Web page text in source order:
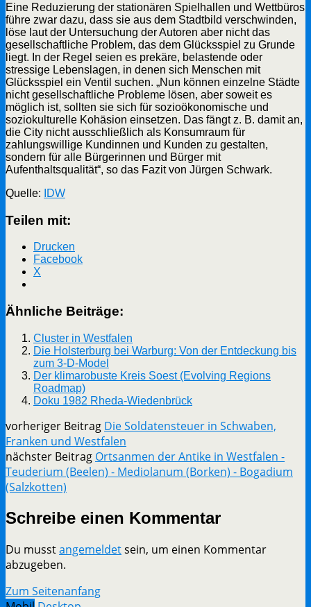
Eine Reduzierung der stationären Spielhallen und Wettbüros
führe zwar dazu, dass sie aus dem Stadtbild verschwinden,
löse laut der Untersuchung der Autoren aber nicht das
gesellschaftliche Problem, das dem Glücksspiel zu Grunde
liegt. In der Regel seien es prekäre, belastende oder
stressige Lebenslagen, in denen sich Menschen mit
Glücksspiel ein Ventil suchen. „Nun können einzelne Städte
nicht gesellschaftliche Probleme lösen, aber soweit es
möglich ist, sollten sie sich für sozioökonomische und
soziokulturelle Kohäsion einsetzen. Das fängt z. B. damit an,
die City nicht ausschließlich als Konsumraum für
zahlungswillige Kundinnen und Kunden zu gestalten,
sondern für alle Bürgerinnen und Bürger mit
Aufenthaltsqualität“, so das Fazit von Jürgen Schwark.
Quelle:
IDW
Teilen mit:
Drucken
Facebook
X
Ähnliche Beiträge:
Cluster in Westfalen
Die Holsterburg bei Warburg: Von der Entdeckung bis
zum 3-D-Model
Der klimarobuste Kreis Soest (Evolving Regions
Roadmap)
Doku 1982 Rheda-Wiedenbrück
vorheriger Beitrag Die Soldatensteuer in Schwaben,
Franken und Westfalen
nächster Beitrag Ortsanmen der Antike in Westfalen -
Teuderium (Beelen) - Mediolanum (Borken) - Bogadium
(Salzkotten)
Schreibe einen Kommentar
Du musstangemeldetsein, um einen Kommentar
abzugeben.
Zum Seitenanfang